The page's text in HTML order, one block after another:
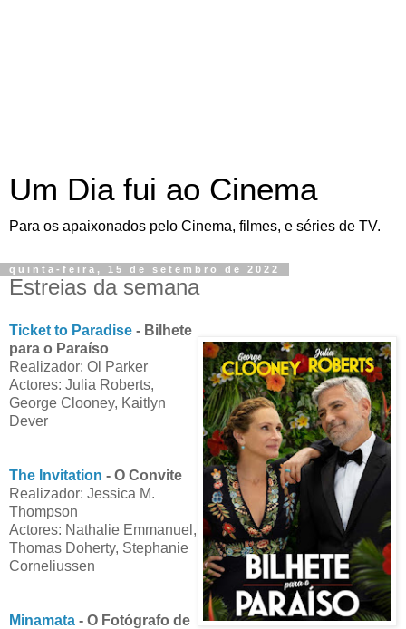
Um Dia fui ao Cinema
Para os apaixonados pelo Cinema, filmes, e séries de TV.
quinta-feira, 15 de setembro de 2022
Estreias da semana
Ticket to Paradise - Bilhete
para o Paraíso
Realizador: Ol Parker
Actores: Julia Roberts,
George Clooney, Kaitlyn
Dever
The Invitation - O Convite
Realizador: Jessica M.
Thompson
Actores: Nathalie Emmanuel,
Thomas Doherty, Stephanie
Corneliussen
Minamata - O Fotógrafo de